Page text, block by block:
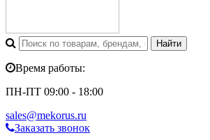
Время работы:
ПН-ПТ 09:00 - 18:00
sales@mekorus.ru
Заказать звонок